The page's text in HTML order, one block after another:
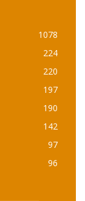
1078
224
220
197
190
142
97
96